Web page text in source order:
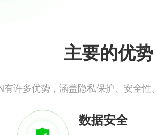
主要的优势
有许多优势，涵盖隐私保护、安全
数据安全